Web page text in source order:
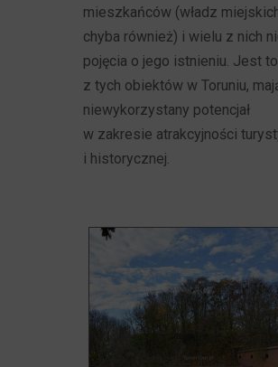
mieszkańców (władz
chyba również) i wielu z nich
pojęcia o jego istnieniu. Jest
z tych obiektów w Toruniu,
niewykorzystany potencjał
w zakresie atrakcyjności
i historycznej.